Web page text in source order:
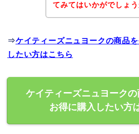
てみてはいかがでしょう
⇒ケイティーズニュヨークの商品
したい方はこちら
ケイティーズニュヨーク
お得に購入したい方